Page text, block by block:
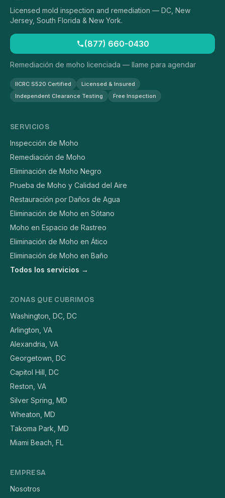
Licensed mold inspection and remediation — DC, New
Jersey, South Florida & New York.
(877) 660-0430
Remediación de moho licenciada — llame para agendar
IICRC S520 Certified
Licensed & Insured
Independent Clearance Testing
Free Inspection
SERVICIOS
Inspección de Moho
Remediación de Moho
Eliminación de Moho Negro
Prueba de Moho y Calidad del Aire
Restauración por Daños de Agua
Eliminación de Moho en Sótano
Moho en Espacio de Rastreo
Eliminación de Moho en Ático
Eliminación de Moho en Baño
Todos los servicios →
ZONAS QUE CUBRIMOS
Washington, DC, DC
Arlington, VA
Alexandria, VA
Georgetown, DC
Capitol Hill, DC
Reston, VA
Silver Spring, MD
Wheaton, MD
Takoma Park, MD
Miami Beach, FL
EMPRESA
Nosotros